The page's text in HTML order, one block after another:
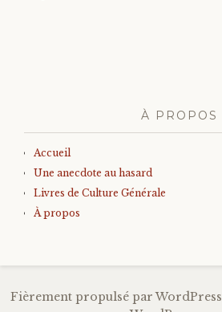
À PROPOS
Accueil
Une anecdote au hasard
Livres de Culture Générale
À propos
Fièrement propulsé par WordPress